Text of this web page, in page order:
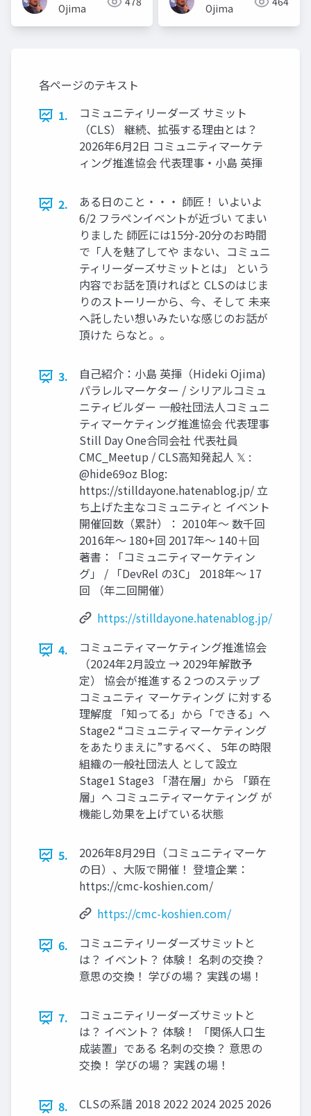
Ojima
Ojima
各ページのテキスト
1.
コミュニティリーダーズ サミット
（CLS） 継続、拡張する理由とは？
2026年6月2日 コミュニティマーケテ
ィング推進協会 代表理事・小島 英揮
2.
ある日のこと・・・ 師匠！ いよいよ
6/2 フラペンイベントが近づい てまい
りました 師匠には15分-20分のお時間
で「人を魅了してや まない、コミュニ
ティリーダーズサミットとは」 という
内容でお話を頂ければと CLSのはじま
りのストーリーから、今、そして 未来
へ託したい想いみたいな感じのお話が
頂けた らなと。。
3.
自己紹介：小島 英揮（Hideki Ojima)
パラレルマーケター / シリアルコミュ
ニティビルダー 一般社団法人コミュニ
ティマーケティング推進協会 代表理事
Still Day One合同会社 代表社員
CMC_Meetup / CLS高知発起人 𝕏 :
@hide69oz Blog:
https://stilldayone.hatenablog.jp/ 立
ち上げた主なコミュニティと イベント
開催回数（累計）： 2010年～ 数千回
2016年～ 180+回 2017年～ 140＋回
著書：「コミュニティマーケティン
グ」 / 「DevRel の3C」 2018年～ 17
回 （年二回開催）
https://stilldayone.hatenablog.jp/
4.
コミュニティマーケティング推進協会
（2024年2月設立 → 2029年解散予
定） 協会が推進する２つのステップ
コミュニティ マーケティング に対する
理解度 「知ってる」から「できる」へ
Stage2 “コミュニティマーケティング
をあたりまえに”するべく、 5年の時限
組織の一般社団法人 として設立
Stage1 Stage3 「潜在層」から 「顕在
層」へ コミュニティマーケティング が
機能し効果を上げている状態
5.
2026年8月29日（コミュニティマーケ
の日）、大阪で開催！ 登壇企業：
https://cmc-koshien.com/
https://cmc-koshien.com/
6.
コミュニティリーダーズサミットと
は？ イベント？ 体験！ 名刺の交換？
意思の交換！ 学びの場？ 実践の場！
7.
コミュニティリーダーズサミットと
は？ イベント？ 体験！ 「関係人口生
成装置」である 名刺の交換？ 意思の
交換！ 学びの場？ 実践の場！
8. CLSの系譜 2018 2022 2024 2025 2026